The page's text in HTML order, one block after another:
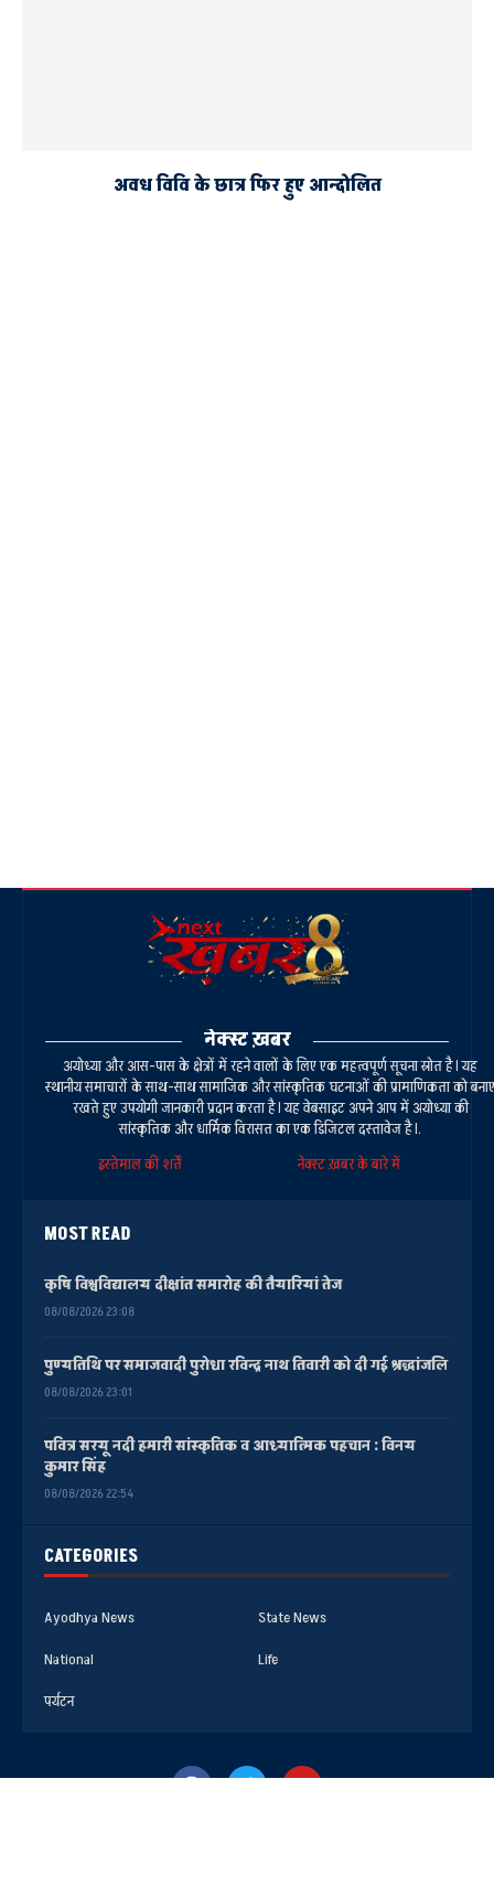
अवध विवि के छात्र फिर हुए आन्दोलित
CATEGORIES
Ayodhya News
State News
National
Life
पर्यटन
नेक्स्ट ख़बर
अयोध्या और आस-पास के क्षेत्रों में रहने वालों के लिए एक महत्वपूर्ण सूचना स्रोत है। यह
स्थानीय समाचारों के साथ-साथ सामाजिक और सांस्कृतिक घटनाओं की प्रामाणिकता को बनाए
रखते हुए उपयोगी जानकारी प्रदान करता है। यह वेबसाइट अपने आप में अयोध्या की
सांस्कृतिक और धार्मिक विरासत का एक डिजिटल दस्तावेज है।.
इस्तेमाल की शर्तें
नेक्स्ट ख़बर के बारे में
MOST READ
कृषि विश्वविद्यालय दीक्षांत समारोह की तैयारियां तेज
08/08/2026 23:08
पुण्यतिथि पर समाजवादी पुरोधा रविन्द्र नाथ तिवारी को दी गई श्रद्धांजलि
08/08/2026 23:01
पवित्र सरयू नदी हमारी सांस्कृतिक व आध्यात्मिक पहचान : विनय
कुमार सिंह
08/08/2026 22:54